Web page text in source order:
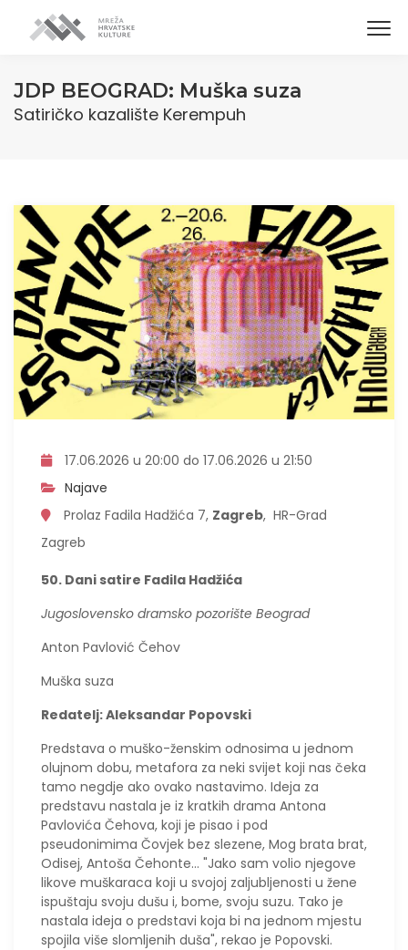
JDP BEOGRAD: Muška suza
Satiričko kazalište Kerempuh
17.06.2026 u 20:00 do 17.06.2026 u 21:50
Najave
Prolaz Fadila Hadžića 7, Zagreb, HR-Grad
Zagreb
50. Dani satire Fadila Hadžića
Jugoslovensko dramsko pozorište Beograd
Anton Pavlović Čehov
Muška suza
Redatelj: Aleksandar Popovski
Predstava o muško-ženskim odnosima u jednom
olujnom dobu, metafora za neki svijet koji nas čeka
tamo negdje ako ovako nastavimo. Ideja za
predstavu nastala je iz kratkih drama Antona
Pavlovića Čehova, koji je pisao i pod
pseudonimima Čovjek bez slezene, Mog brata brat,
Odisej, Antoša Čehonte… "Jako sam volio njegove
likove muškaraca koji u svojoj zaljubljenosti u žene
ispuštaju svoju dušu i, bome, svoju suzu. Tako je
nastala ideja o predstavi koja bi na jednom mjestu
spojila više slomljenih duša", rekao je Popovski.